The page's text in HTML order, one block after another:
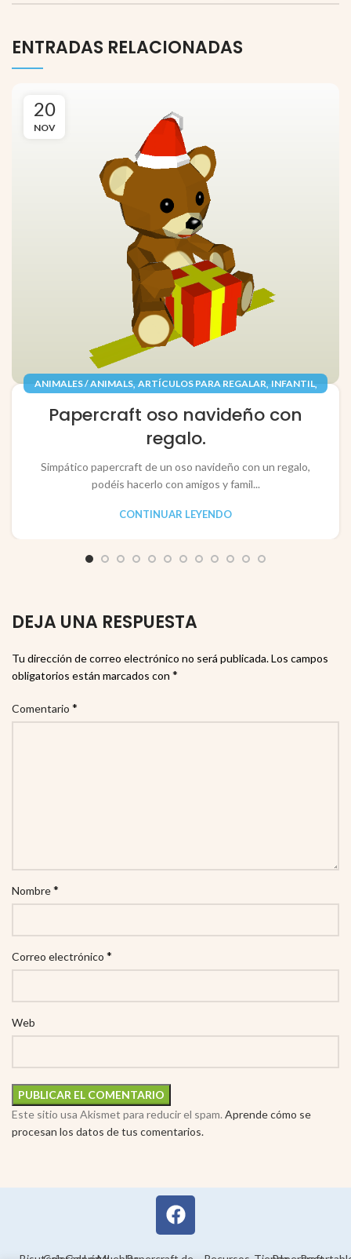
ENTRADAS RELACIONADAS
20
NOV
ANIMALES / ANIMALS, ARTÍCULOS PARA REGALAR, INFANTIL,
RECORTABLES PAPERCRAFT
Papercraft oso navideño con
regalo.
Simpático papercraft de un oso navideño con un regalo,
podéis hacerlo con amigos y famil...
CONTINUAR LEYENDO
DEJA UNA RESPUESTA
Tu dirección de correo electrónico no será publicada.Los campos
obligatorios están marcados con *
Comentario *
Nombre*
Correo electrónico *
Web
Este sitio usa Akismet para reducir el spam. Aprende cómo se
procesan los datos de tus comentarios.